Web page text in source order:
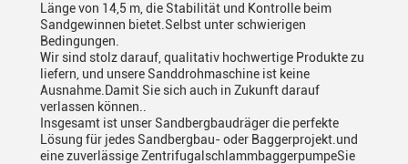
Länge von 14,5 m, die Stabilität und Kontrolle beim
Sandgewinnen bietet.Selbst unter schwierigen
Bedingungen.
Wir sind stolz darauf, qualitativ hochwertige Produkte zu
liefern, und unsere Sanddrohmaschine ist keine
Ausnahme.Damit Sie sich auch in Zukunft darauf
verlassen können..
Insgesamt ist unser Sandbergbaudräger die perfekte
Lösung für jedes Sandbergbau- oder Baggerprojekt.und
eine zuverlässige ZentrifugalschlammbaggerpumpeSie